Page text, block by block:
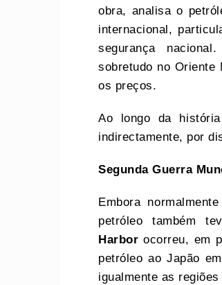
obra, analisa o
internacional,
segurança
sobretudo no
os preços.
Ao longo da
indirectamente, por
Segunda Guerra
Embora
petróleo também
Harbor ocorreu, em
petróleo ao Japão
igualmente as